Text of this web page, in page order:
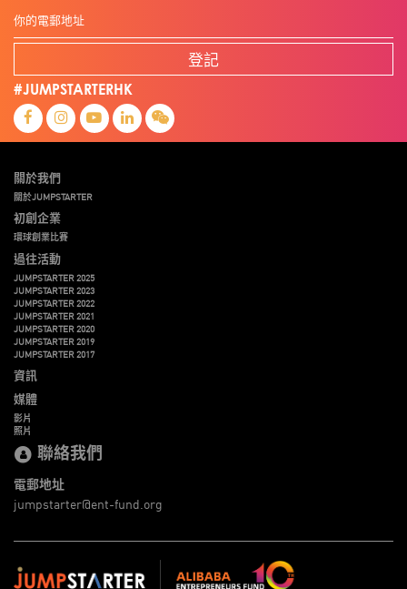
登記
#JUMPSTARTERHK
關於我們
關於JUMPSTARTER
初創企業
環球創業比賽
過往活動
JUMPSTARTER 2025
JUMPSTARTER 2023
JUMPSTARTER 2022
JUMPSTARTER 2021
JUMPSTARTER 2020
JUMPSTARTER 2019
JUMPSTARTER 2017
資訊
媒體
影片
照片
聯絡我們
電郵地址
jumpstarter@ent-fund.org